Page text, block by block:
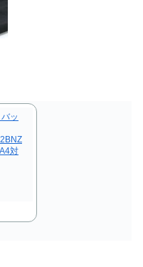
ッ
対